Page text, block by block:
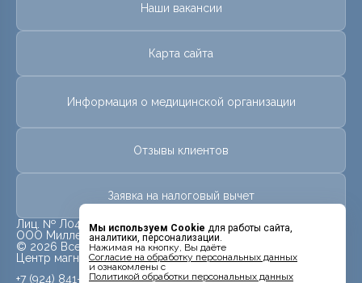
Мы используем Cookie для работы сайта,
аналитики, персонализации.
Нажимая на кнопку, Вы даёте
Cогласие на обработку персональных данных
и ознакомлены с
Политикой обработки персональных данных
Наши вакансии
Карта сайта
Информация о медицинской организации
Отзывы клиентов
Заявка на налоговый вычет
Лиц. № Л041-01123-28/00307651 от 09 августа 2016г.
ООО Миллениум
© 2026 Все права защищены.
Центр магнитно-резонансной томографии «МРТ Лидер»
+7 (924) 841-12-37